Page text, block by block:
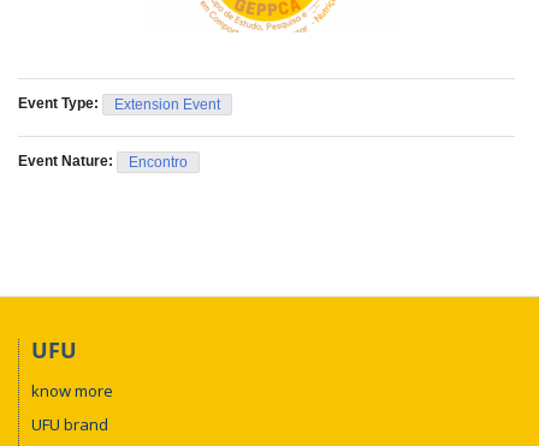
Event Type: Extension Event
Event Nature: Encontro
UFU
know more
UFU brand